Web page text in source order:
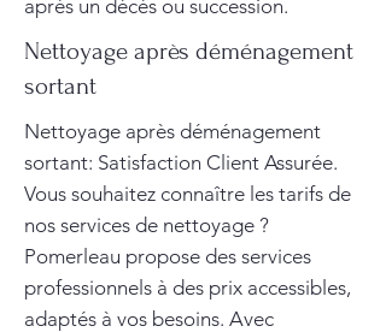
après un décès ou succession.
Nettoyage après déménagement
sortant
Nettoyage après déménagement
sortant: Satisfaction Client Assurée.
Vous souhaitez connaître les tarifs de
nos services de nettoyage ?
Pomerleau propose des services
professionnels à des prix accessibles,
adaptés à vos besoins. Avec